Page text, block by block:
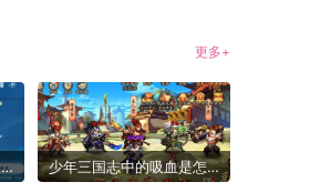
更多+
桃源深处有人家红糖何处获得桃源深处可知否 少年三国志中的吸血是怎样操作的